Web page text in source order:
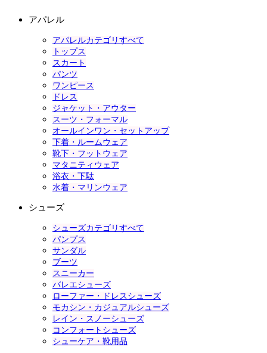
アパレル
アパレルカテゴリすべて
トップス
スカート
パンツ
ワンピース
ドレス
ジャケット・アウター
スーツ・フォーマル
オールインワン・セットアップ
下着・ルームウェア
靴下・フットウェア
マタニティウェア
浴衣・下駄
水着・マリンウェア
シューズ
シューズカテゴリすべて
パンプス
サンダル
ブーツ
スニーカー
バレエシューズ
ローファー・ドレスシューズ
モカシン・カジュアルシューズ
レイン・スノーシューズ
コンフォートシューズ
シューケア・靴用品